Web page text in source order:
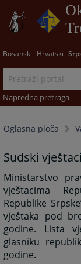
Bosanski Hrvatski
Napredna pretraga
Oglasna ploča
Sudski vještaci
Ministarstvo
vještacima
Republike
vještaka pod
godine. Lista
glasniku
godine.